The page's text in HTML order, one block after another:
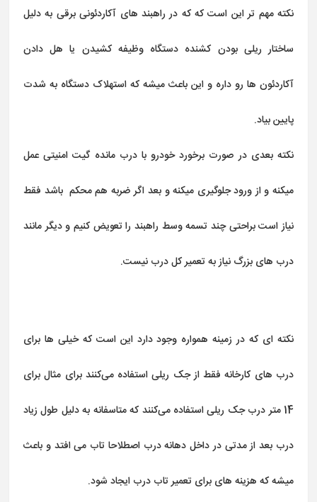
نکته مهم تر این است که که در راهبند های آکاردئونی برقی به دلیل
ساختار ریلی بودن کشنده دستگاه وظیفه کشیدن یا هل دادن
آکاردئون ها رو داره و این باعث میشه که استهلاک دستگاه به شدت
پایین بیاد.
نکته بعدی در صورت برخورد خودرو با درب مانده گیت امنیتی عمل
میکنه و از ورود جلوگیری میکنه و بعد اگر ضربه هم محکم باشد فقط
نیاز است براحتی چند تسمه وسط راهبند را تعویض کنیم و دیگر مانند
درب های بزرگ نیاز به تعمیر کل درب نیست.
نکته ای که در زمینه همواره وجود دارد این است که خیلی ها برای
درب های کارخانه فقط از جک ریلی استفاده می‌کنند برای مثال برای
14 متر درب جک ریلی استفاده می‌کنند که متاسفانه به دلیل طول زیاد
درب بعد از مدتی در داخل دهانه درب اصطلاحا تاب می افتد و باعث
میشه که هزینه های برای تعمیر تاب درب ایجاد شود.